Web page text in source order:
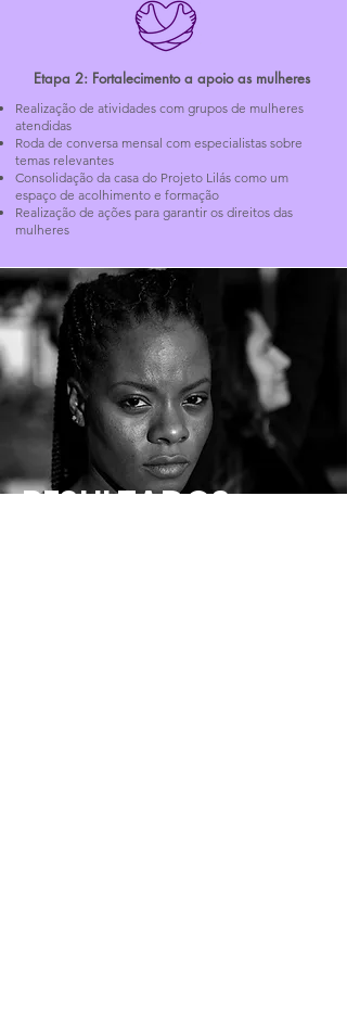
Etapa 2: Fortalecimento a apoio as mulheres
Realização de atividades com grupos de mulheres
atendidas
Roda de conversa mensal com especialistas sobre
temas relevantes
Consolidação da casa do Projeto Lilás como um
espaço de acolhimento e formação
Realização de ações para garantir os direitos das
mulheres ​
RESULTADOS